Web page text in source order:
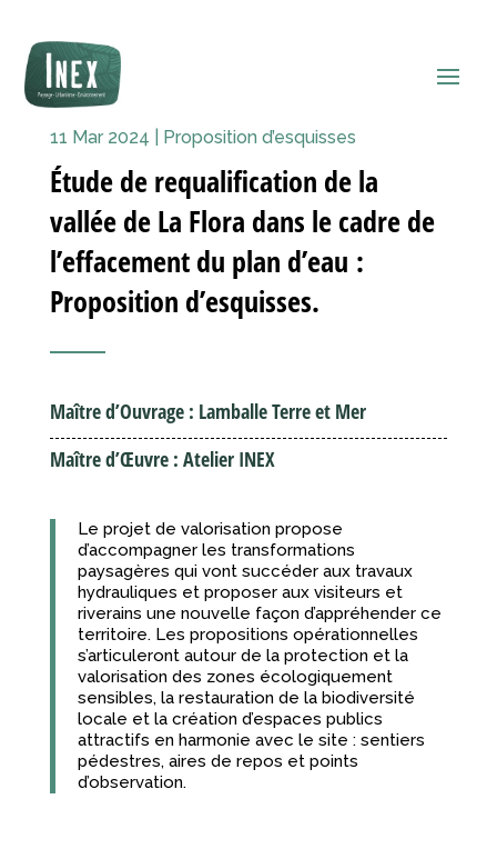
11 Mar 2024 Proposition d’esquisses
Étude de requalification de la
vallée de La Flora dans le cadre de
l’effacement du plan d’eau :
Proposition d’esquisses.
Maître d’Ouvrage : Lamballe Terre et Mer
Maître d’Œuvre : Atelier INEX
Le projet de valorisation propose
d’accompagner les transformations
paysagères qui vont succéder aux travaux
hydrauliques et proposer aux visiteurs et
riverains une nouvelle façon d’appréhender ce
territoire. Les propositions opérationnelles
s’articuleront autour de la protection et la
valorisation des zones écologiquement
sensibles, la restauration de la biodiversité
locale et la création d’espaces publics
attractifs en harmonie avec le site : sentiers
pédestres, aires de repos et points
d’observation.